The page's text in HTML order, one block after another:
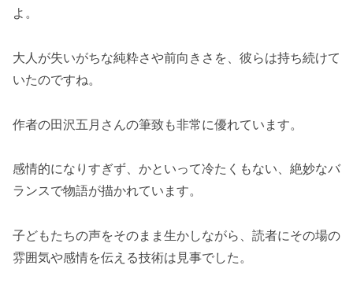
よ。
大人が失いがちな純粋さや前向きさを、彼らは持ち続けて
いたのですね。
作者の田沢五月さんの筆致も非常に優れています。
感情的になりすぎず、かといって冷たくもない、絶妙なバ
ランスで物語が描かれています。
子どもたちの声をそのまま生かしながら、読者にその場の
雰囲気や感情を伝える技術は見事でした。